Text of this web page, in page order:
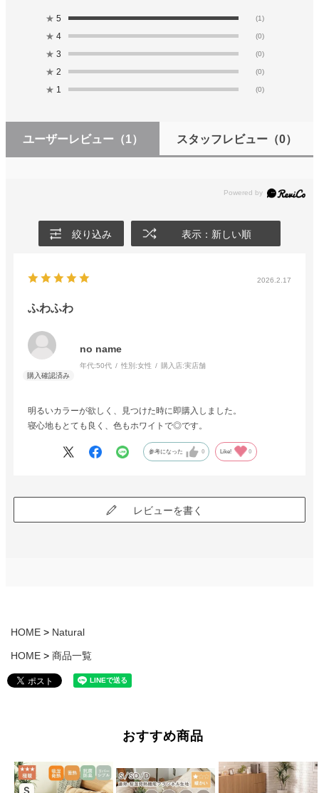
★ 5 (1)
★ 4 (0)
★ 3 (0)
★ 2 (0)
★ 1 (0)
ユーザーレビュー （1） スタッフレビュー（0）
絞り込み 表示：新しい順
2026.2.17
ふわふわ
no name
年代:50代 性別:女性 購入店:実店舗
明るいカラーが欲しく、見つけた時に即購入しました。
寝心地もとても良く、色もホワイトで◎です。
参考になった 0 Like! 0
レビューを書く
HOME Natural
HOME 商品一覧
おすすめ商品